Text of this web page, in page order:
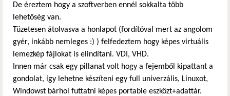
De éreztem hogy a szoftverben ennél sokkalta több
lehetőség van.
Tüzetesen átolvasva a honlapot (fordítóval mert az angolom
gyér, inkább nemleges :) ) felfedeztem hogy képes virtuális
lemezkép fájlokat is elindítani. VDI, VHD.
Innen már csak egy pillanat volt hogy a fejemből kipattant a
gondolat, így lehetne készíteni egy full univerzális, Linuxot,
Windowst bárhol futtatni képes portable eszközt+adattár.